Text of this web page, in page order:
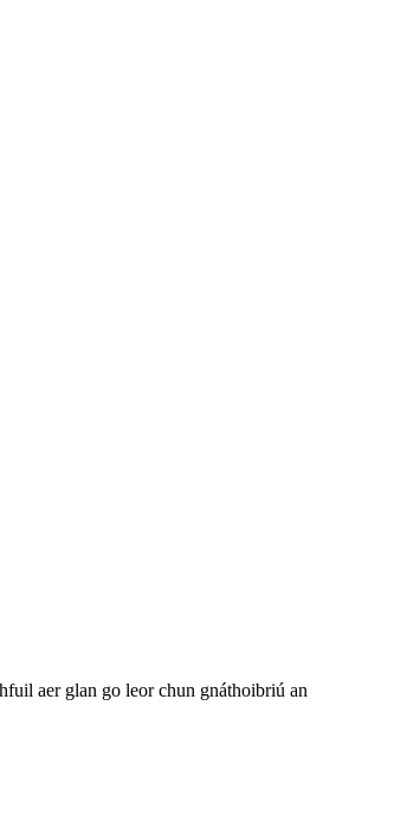
aer glan go leor chun gnáthoibriú an